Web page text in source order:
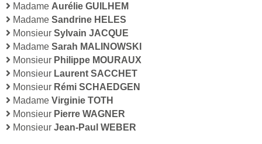
Madame Aurélie GUILHEM
Madame Sandrine HELES
Monsieur Sylvain JACQUE
Madame Sarah MALINOWSKI
Monsieur Philippe MOURAUX
Monsieur Laurent SACCHET
Monsieur Rémi SCHAEDGEN
Madame Virginie TOTH
Monsieur Pierre WAGNER
Monsieur Jean-Paul WEBER